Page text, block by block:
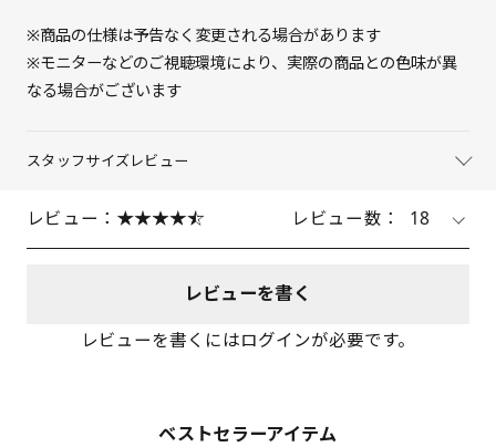
※商品の仕様は予告なく変更される場合があります
※モニターなどのご視聴環境により、実際の商品との色味が異
なる場合がございます
スタッフサイズレビュー
レビュー： レビュー数： 18
レビューを書く
レビューを書くにはログインが必要です。
ベストセラーアイテム